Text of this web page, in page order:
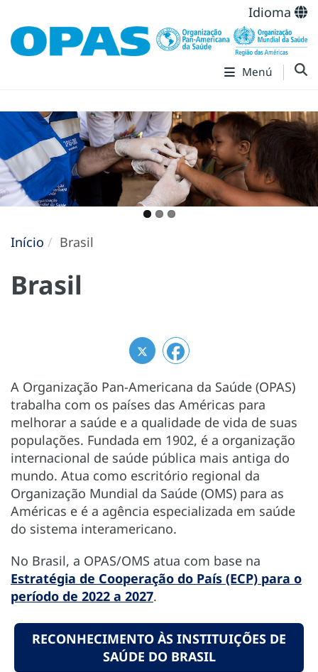
Idioma
Menú
Início Brasil
Brasil
A Organização Pan-Americana da Saúde (OPAS)
trabalha com os países das Américas para
melhorar a saúde e a qualidade de vida de suas
populações. Fundada em 1902, é a organização
internacional de saúde pública mais antiga do
mundo. Atua como escritório regional da
Organização Mundial da Saúde (OMS) para as
Américas e é a agência especializada em saúde
do sistema interamericano.
No Brasil, a OPAS/OMS atua com base na
Estratégia de Cooperação do País (ECP) para o
período de 2022 a 2027.
RECONHECIMENTO ÀS INSTITUIÇÕES DE
SAÚDE DO BRASIL